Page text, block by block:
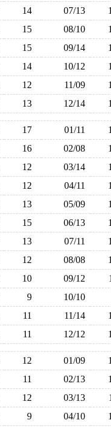
14 07/13
15 08/10
15 09/14
14 10/12
12 11/09
13 12/14
17 01/11
16 02/08
12 03/14
12 04/11
13 05/09
15 06/13
13 07/11
12 08/08
10 09/12
9
10/10
11 11/14
11 12/12
12 01/09
11 02/13
12 03/13
9 04/10